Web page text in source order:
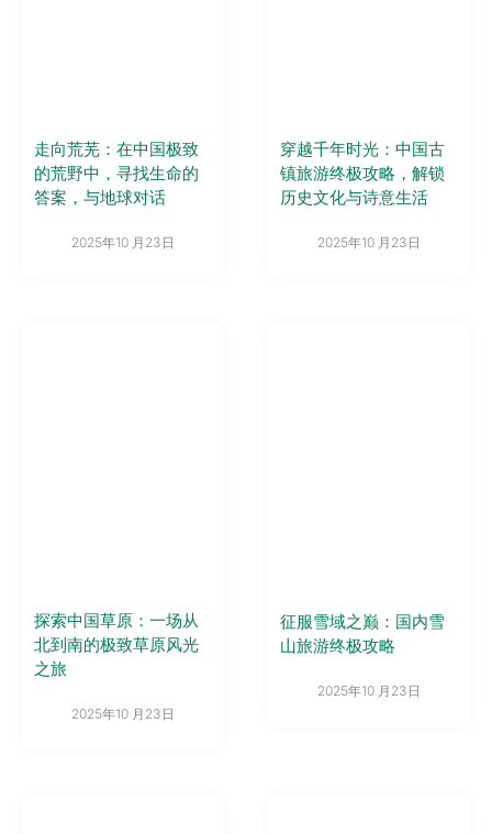
走向荒芜：在中国极致
的荒野中，寻找生命的
答案，与地球对话
2025年10 月23日
穿越千年时光：中国古
镇旅游终极攻略，解锁
历史文化与诗意生活
2025年10 月23日
探索中国草原：一场从
北到南的极致草原风光
之旅
2025年10 月23日
征服雪域之巅：国内雪
山旅游终极攻略
2025年10 月23日